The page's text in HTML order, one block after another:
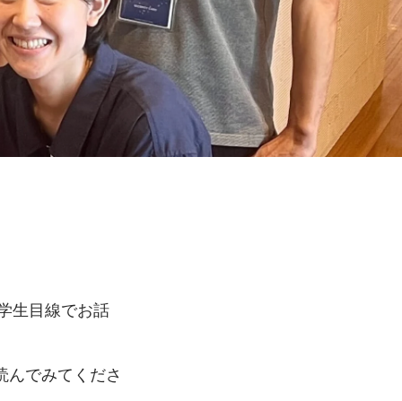
生目線でお話
でみてくださ